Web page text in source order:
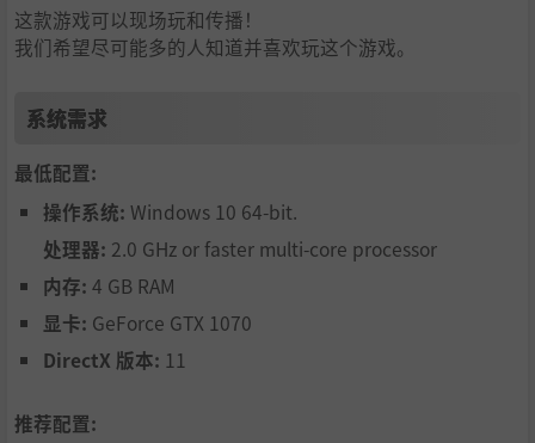
这款游戏可以现场玩和传播！
我们希望尽可能多的人知道并喜欢玩这个游戏。
系统需求
最低配置:
操作系统: Windows 10 64-bit.
处理器: 2.0 GHz or faster multi-core processor
内存: 4 GB RAM
显卡: GeForce GTX 1070
DirectX 版本: 11
推荐配置: